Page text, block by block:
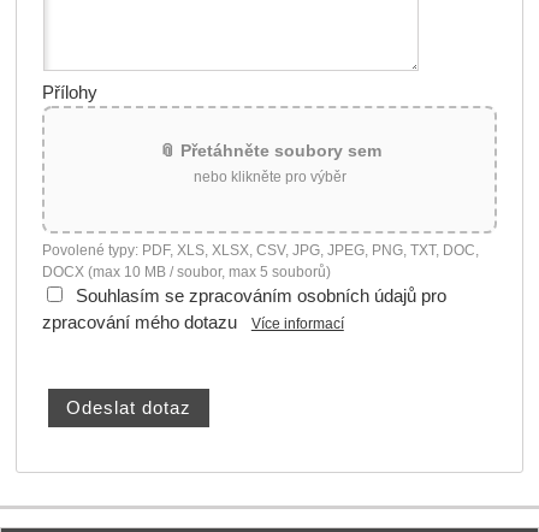
Přílohy
📎 Přetáhněte soubory sem
nebo klikněte pro výběr
Povolené typy: PDF, XLS, XLSX, CSV, JPG, JPEG, PNG, TXT, DOC,
DOCX (max 10 MB / soubor, max 5 souborů)
Souhlasím se zpracováním osobních údajů pro
zpracování mého dotazu
Více informací